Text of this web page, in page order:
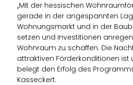
Mit der hessischen
gerade in der angespannten
Wohnungsmarkt und in der
setzen und Investitionen
Wohnraum zu schaffen. Die
attraktiven Förderkonditionen
belegt den Erfolg des
Kasseckert.